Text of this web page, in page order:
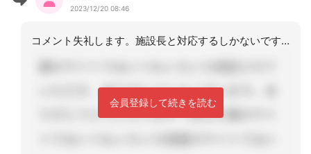
2023/12/20 08:46
コメント失礼します。施設長と対応するしかないですよね。診療情報は必ず必要になりま
会員登録して続きを読む